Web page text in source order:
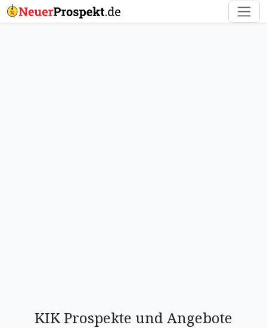
KIK Prospekte und Angebote